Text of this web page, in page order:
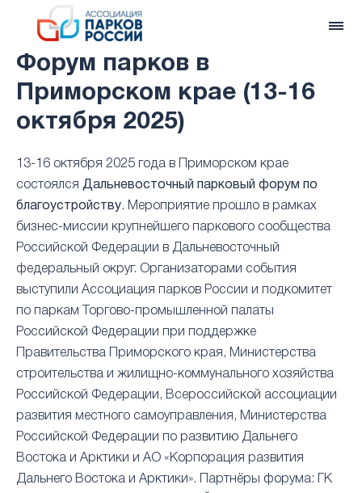
Форум парков в
Приморском крае (13-16
октября 2025)
13-16 октября 2025 года в Приморском крае
состоялся Дальневосточный парковый форум по
благоустройству. Мероприятие прошло в рамках
бизнес-миссии крупнейшего паркового сообщества
Российской Федерации в Дальневосточный
федеральный округ. Организаторами события
выступили Ассоциация парков России и подкомитет
по паркам Торгово-промышленной палаты
Российской Федерации при поддержке
Правительства Приморского края, Министерства
строительства и жилищно-коммунального хозяйства
Российской Федерации, Всероссийской ассоциации
развития местного самоуправления, Министерства
Российской Федерации по развитию Дальнего
Востока и Арктики и АО «Корпорация развития
Дальнего Востока и Арктики». Партнёры форума: ГК